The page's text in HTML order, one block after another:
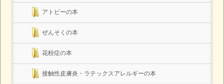
アトピーの本
ぜんそくの本
花粉症の本
接触性皮膚炎・ラテックスアレルギーの本